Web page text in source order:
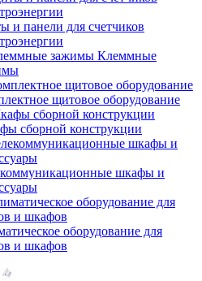
и панели для счетчиков
Клеммные
щитовое оборудование
сборной конструкции
шкафы и
оборудование для
и шкафов